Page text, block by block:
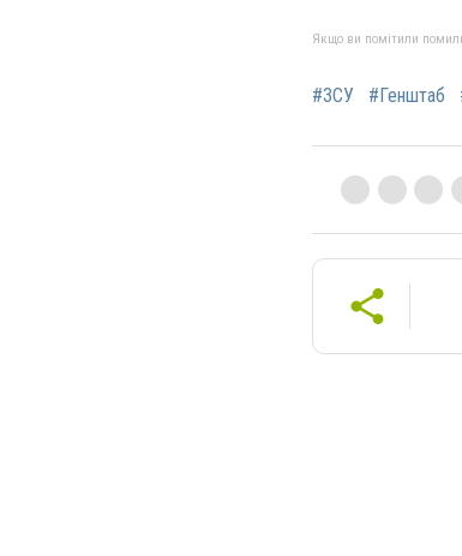
Якщо ви помітили
#ЗСУ #Генштаб